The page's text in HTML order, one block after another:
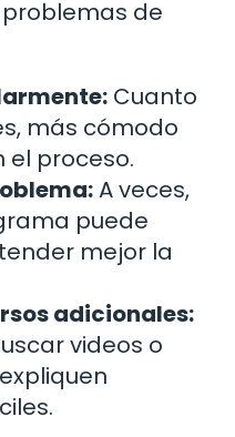
de
Cuanto
más cómodo
el proceso.
A veces,
puede
mejor la
adicionales:
videos o